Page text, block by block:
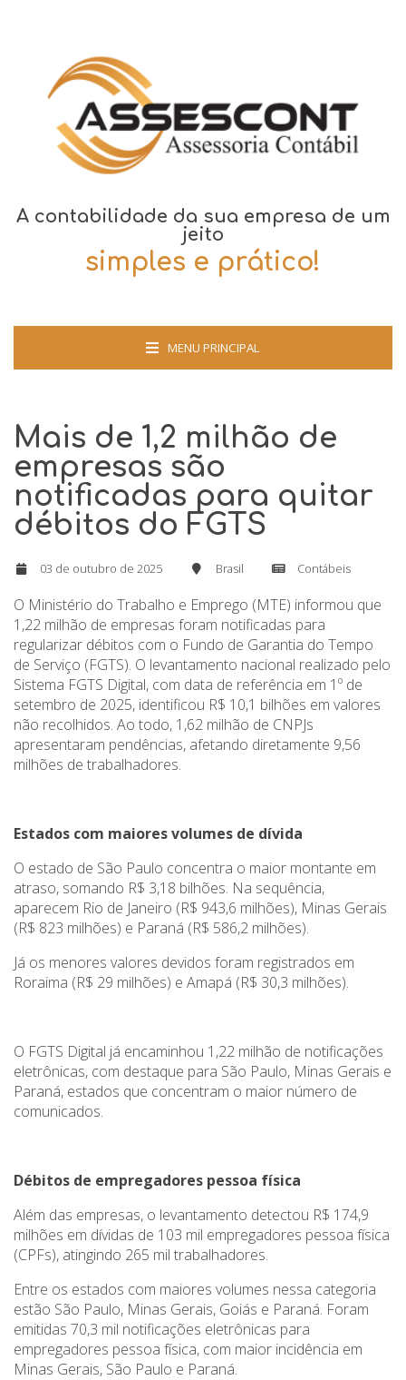
A contabilidade da sua empresa de um
jeito
simples e prático!
MENU PRINCIPAL
Mais de 1,2 milhão de
empresas são
notificadas para quitar
débitos do FGTS
03 de outubro de 2025 Brasil Contábeis
O Ministério do Trabalho e Emprego (MTE) informou que
1,22 milhão de empresas foram notificadas para
regularizar débitos com o Fundo de Garantia do Tempo
de Serviço (FGTS). O levantamento nacional realizado pelo
Sistema FGTS Digital, com data de referência em 1º de
setembro de 2025, identificou R$ 10,1 bilhões em valores
não recolhidos. Ao todo, 1,62 milhão de CNPJs
apresentaram pendências, afetando diretamente 9,56
milhões de trabalhadores.
Estados com maiores volumes de dívida
O estado de São Paulo concentra o maior montante em
atraso, somando R$ 3,18 bilhões. Na sequência,
aparecem Rio de Janeiro (R$ 943,6 milhões), Minas Gerais
(R$ 823 milhões) e Paraná (R$ 586,2 milhões).
Já os menores valores devidos foram registrados em
Roraima (R$ 29 milhões) e Amapá (R$ 30,3 milhões).
O FGTS Digital já encaminhou 1,22 milhão de notificações
eletrônicas, com destaque para São Paulo, Minas Gerais e
Paraná, estados que concentram o maior número de
comunicados.
Débitos de empregadores pessoa física
Além das empresas, o levantamento detectou R$ 174,9
milhões em dívidas de 103 mil empregadores pessoa física
(CPFs), atingindo 265 mil trabalhadores.
Entre os estados com maiores volumes nessa categoria
estão São Paulo, Minas Gerais, Goiás e Paraná. Foram
emitidas 70,3 mil notificações eletrônicas para
empregadores pessoa física, com maior incidência em
Minas Gerais, São Paulo e Paraná.